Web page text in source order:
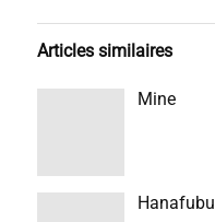
Articles similaires
Mine